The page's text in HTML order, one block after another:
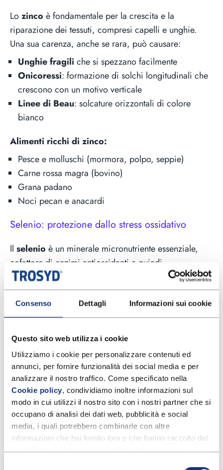
Consenso Dettagli Informazioni sui cookie
Questo sito web utilizza i cookie
Utilizziamo i cookie per personalizzare contenuti ed
annunci, per fornire funzionalità dei social media e per
Cookie policy, condividiamo inoltre informazioni sul
modo in cui utilizzi il nostro sito con i nostri partner che si
occupano di analisi dei dati web, pubblicità e social
media, i quali potrebbero combinarle con altre
informazioni che hai fornito loro o che hanno raccolto dal
tuo utilizzo dei loro servizi. Il rifiuto del consenso
Lozinco è fondamentale per la crescita e la
riparazione dei tessuti, compresi capelli e unghie.
Una sua carenza, anche se rara, può causare:
Unghie fragili che si spezzano facilmente
Onicoressi: formazione di solchi longitudinali che
crescono con un motivo verticale
Linee di Beau: solcature orizzontali di colore
bianco
Alimenti ricchi di zinco:
Pesce e molluschi (mormora, polpo, seppie)
Carne rossa magra (bovino)
Grana padano
Noci pecan e anacardi
Selenio: protezione dallo stress ossidativo
Il selenio è un minerale micronutriente essenziale,
cofattore di enzimi antiossidanti e quindi
fondamentale nel contrasto dello stress ossidativo.
Alimenti ricchi di selenio:
Pesce e molluschi (tonno, sardine, vongole, cozze)
Altre fonti di selenio:
Uova
Carne di pollo
Formaggi (grana padano, gorgonzola,
caciocavallo)
Fagioli
Ferro: energia e ossigeno per i tessuti